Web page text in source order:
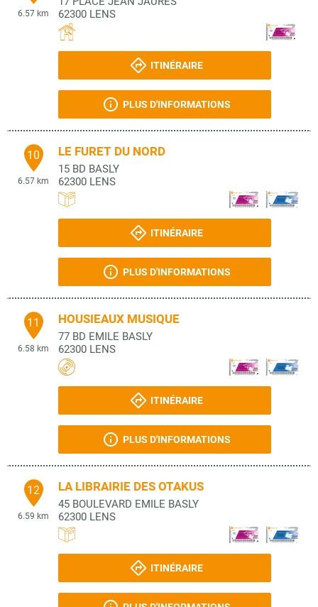
6.57 km
62300 LENS
ITINÉRAIRE
PLUS D'INFORMATIONS
10
6.57 km
LE FURET DU NORD
15 BD BASLY
62300 LENS
ITINÉRAIRE
PLUS D'INFORMATIONS
11
6.58 km
HOUSIEAUX MUSIQUE
77 BD EMILE BASLY
62300 LENS
ITINÉRAIRE
PLUS D'INFORMATIONS
12
6.59 km
LA LIBRAIRIE DES OTAKUS
45 BOULEVARD EMILE BASLY
62300 LENS
ITINÉRAIRE